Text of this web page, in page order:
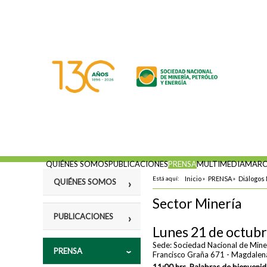
QUIÉNES SOMOSPUBLICACIONESPRENSAMULTIMEDIA
QUIÉNES SOMOS
Fines
Estatutos
PUBLICACIONES
vulneración a los
Derechos
PRENSA
Está aquí: Inicio» PRENSA»
Sector Minería
Lunes 21 de
Sede: Sociedad Nacional de
Francisco Graña 671 -